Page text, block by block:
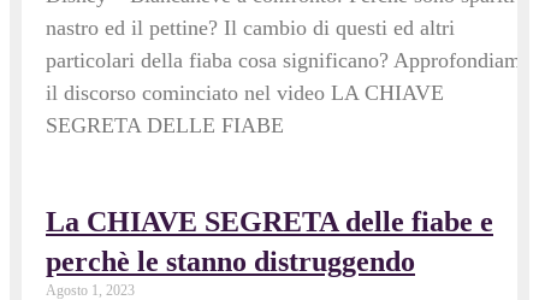
nastro ed il pettine? Il cambio di questi ed altri
particolari della fiaba cosa significano? Approfondiamo
il discorso cominciato nel video LA CHIAVE
SEGRETA DELLE FIABE
La CHIAVE SEGRETA delle fiabe e
perchè le stanno distruggendo
Agosto 1, 2023